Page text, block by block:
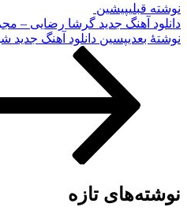
نوشته قبلیپیشین
دانلود آهنگ جدید گرشا رضایی –
نوشته‌ٔ بعدیپسین دانلود آهنگ
نوشته‌های تازه